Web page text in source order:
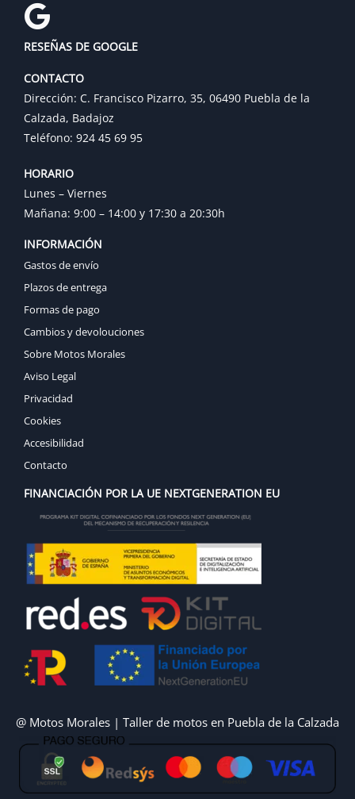
RESEÑAS DE GOOGLE
CONTACTO
Dirección: C. Francisco Pizarro, 35, 06490 Puebla de la
Calzada, Badajoz
Teléfono: 924 45 69 95
HORARIO
Lunes – Viernes
Mañana: 9:00 – 14:00 y 17:30 a 20:30h
INFORMACIÓN
Gastos de envío
Plazos de entrega
Formas de pago
Cambios y devolouciones
Sobre Motos Morales
Aviso Legal
Privacidad
Cookies
Accesibilidad
Contacto
FINANCIACIÓN POR LA UE NEXTGENERATION EU
@ Motos Morales | Taller de motos en Puebla de la Calzada